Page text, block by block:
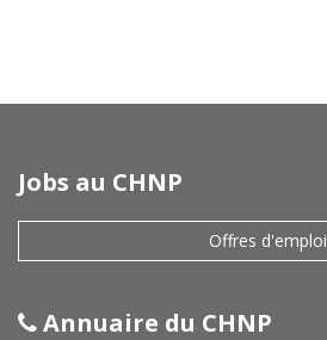
Jobs au CHNP
Offres d'emploi
Annuaire du CHNP